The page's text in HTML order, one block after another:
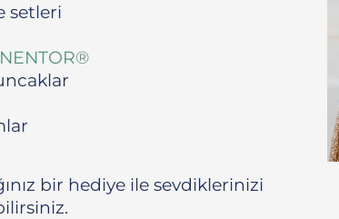
setleri
bir hediye ile sevdiklerinizi